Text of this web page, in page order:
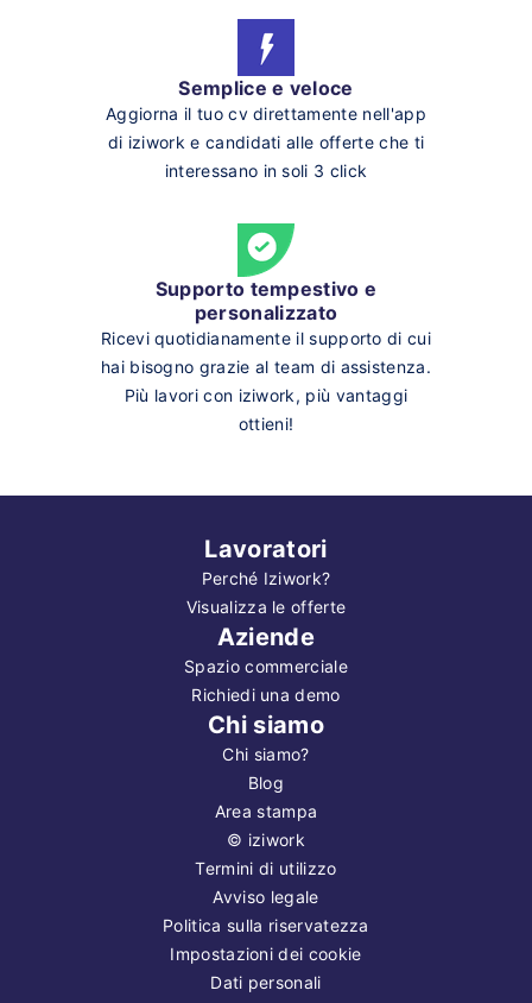
Semplice e veloce
Aggiorna il tuo cv direttamente nell'app
di iziwork e candidati alle offerte che ti
interessano in soli 3 click
Supporto tempestivo e
personalizzato
Ricevi quotidianamente il supporto di cui
hai bisogno grazie al team di assistenza.
Più lavori con iziwork, più vantaggi
ottieni!
Lavoratori
Perché Iziwork?
Visualizza le offerte
Aziende
Spazio commerciale
Richiedi una demo
Chi siamo
Chi siamo?
Blog
Area stampa
© iziwork
Termini di utilizzo
Avviso legale
Politica sulla riservatezza
Impostazioni dei cookie
Dati personali